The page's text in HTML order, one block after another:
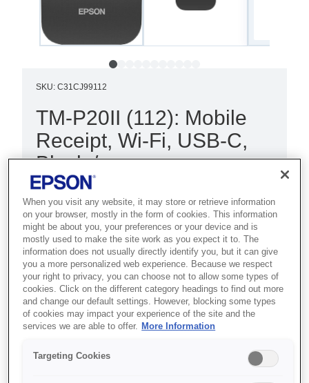
SKU: C31CJ99112
TM-P20II (112): Mobile
Receipt, Wi-Fi, USB-C,
Black,/
Best for mobile retail, delivery and
hospitality staff who need ultra-
compact receipt printing on the go.
Compact and ultra-light
Robust and reliable
Outstanding connectivity
When you visit any website, it may store or retrieve information
on your browser, mostly in the form of cookies. This information
might be about you, your preferences or your device and is
mostly used to make the site work as you expect it to. The
information does not usually directly identify you, but it can give
you a more personalized web experience. Because we respect
your right to privacy, you can choose not to allow some types of
cookies. Click on the different category headings to find out more
and change our default settings. However, blocking some types
of cookies may impact your experience of the site and the
services we are able to offer.
More Information
Targeting Cookies